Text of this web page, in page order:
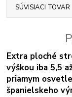
SÚVISIACI TOVAR
Extra ploché
výškou iba 5,5
priamym
španielskeho